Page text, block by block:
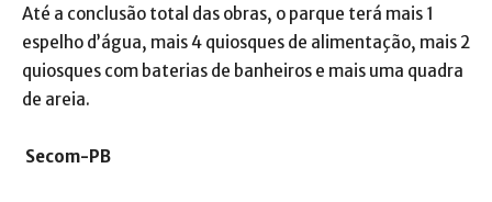
Até a conclusão total das obras, o parque terá mais 1
espelho d’água, mais 4 quiosques de alimentação, mais 2
quiosques com baterias de banheiros e mais uma quadra
de areia.
Secom-PB